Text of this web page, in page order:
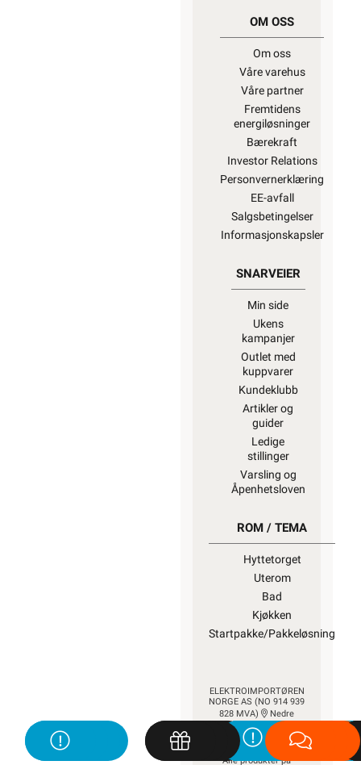
OM OSS
Om oss
Våre varehus
Våre partner
Fremtidens
energiløsninger
Bærekraft
Investor Relations
Personvernerklæring
EE-avfall
Salgsbetingelser
Informasjonskapsler
SNARVEIER
Min side
Ukens
kampanjer
Outlet med
kuppvarer
Kundeklubb
Artikler og
guider
Ledige
stillinger
Varsling og
Åpenhetsloven
ROM / TEMA
Hyttetorget
Uterom
Bad
Kjøkken
Startpakke/Pakkeløsning
ELEKTROIMPORTØREN
NORGE AS (NO 914 939
828 MVA)
Nedre
Kalbakkvei 88B, 1081
22 81 27 70
Alle produkter på